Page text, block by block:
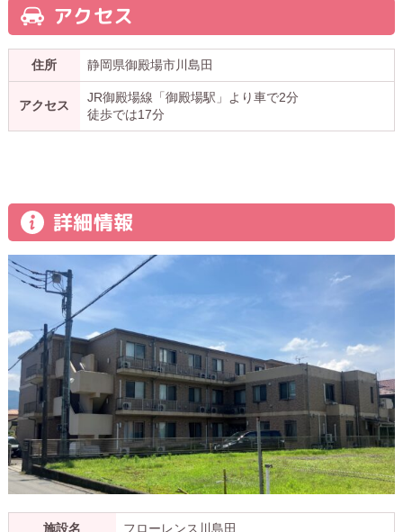
アクセス
住所 静岡県御殿場市川島田
アクセス
JR御殿場線「御殿場駅」より車で2分
徒歩では17分
詳細情報
施設名 フローレンス川島田